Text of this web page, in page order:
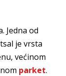
Jedna od
je vrsta
većinom
parket.